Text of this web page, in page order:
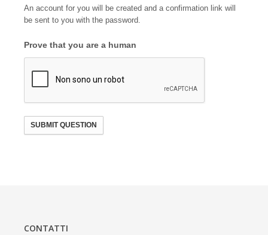
An account for you will be created and a confirmation link will
be sent to you with the password.
Prove that you are a human
SUBMIT QUESTION
CONTATTI